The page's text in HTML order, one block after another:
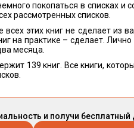
покопаться в списках и
рассмотренных списков.
всех этих книг не сделает из
на практике – сделает.
месяца.
139 книг. Все книги,
и получи бесплатный